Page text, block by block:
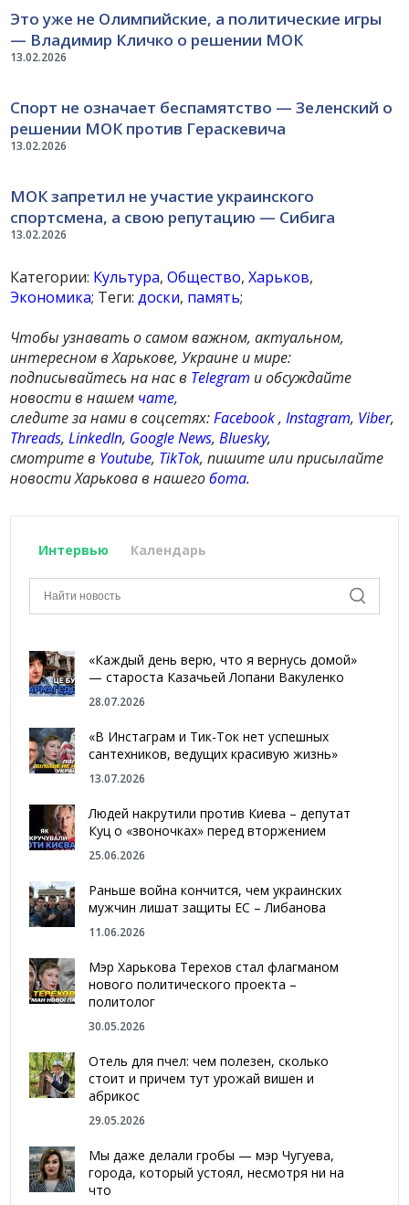
13.02.2026
Это уже не Олимпийские, а политические игры
— Владимир Кличко о решении МОК
13.02.2026
Спорт не означает беспамятство — Зеленский о
решении МОК против Гераскевича
13.02.2026
МОК запретил не участие украинского
спортсмена, а свою репутацию — Сибига
Категории: Культура,Общество,Харьков,
Экономика; Теги:доски, память;
Чтобы узнавать о самом важном, актуальном,
интересном в Харькове, Украине и мире:
подписывайтесь на нас в Telegram и обсуждайте
новости в нашем чате,
следите за нами в соцсетях:Facebook,Instagram, Viber,
Threads,LinkedIn, Google News,Bluesky,
смотрите в Youtube, TikTok, пишите или присылайте
новости Харькова в нашегобота.
Интервью Календарь
«Каждый день верю, что я вернусь домой»
— староста Казачьей Лопани Вакуленко
28.07.2026
«В Инстаграм и Тик-Ток нет успешных
сантехников, ведущих красивую жизнь»
13.07.2026
Людей накрутили против Киева – депутат
Куц о «звоночках» перед вторжением
25.06.2026
Раньше война кончится, чем украинских
мужчин лишат защиты ЕС – Либанова
11.06.2026
Мэр Харькова Терехов стал флагманом
нового политического проекта –
политолог
30.05.2026
Отель для пчел: чем полезен, сколько
стоит и причем тут урожай вишен и
абрикос
29.05.2026
Мы даже делали гробы — мэр Чугуева,
города, который устоял, несмотря ни на
что